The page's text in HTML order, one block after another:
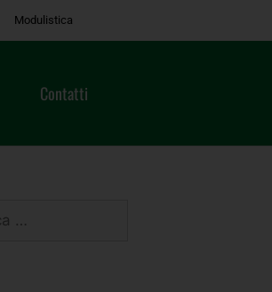
Modulistica
Contatti